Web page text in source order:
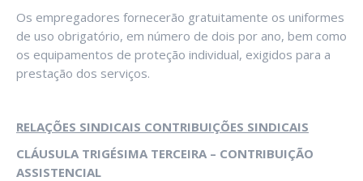
Os empregadores fornecerão gratuitamente os uniformes
de uso obrigatório, em número de dois por ano, bem como
os equipamentos de proteção individual, exigidos para a
prestação dos serviços.
RELAÇÕES SINDICAIS CONTRIBUIÇÕES SINDICAIS
CLÁUSULA TRIGÉSIMA TERCEIRA – CONTRIBUIÇÃO
ASSISTENCIAL